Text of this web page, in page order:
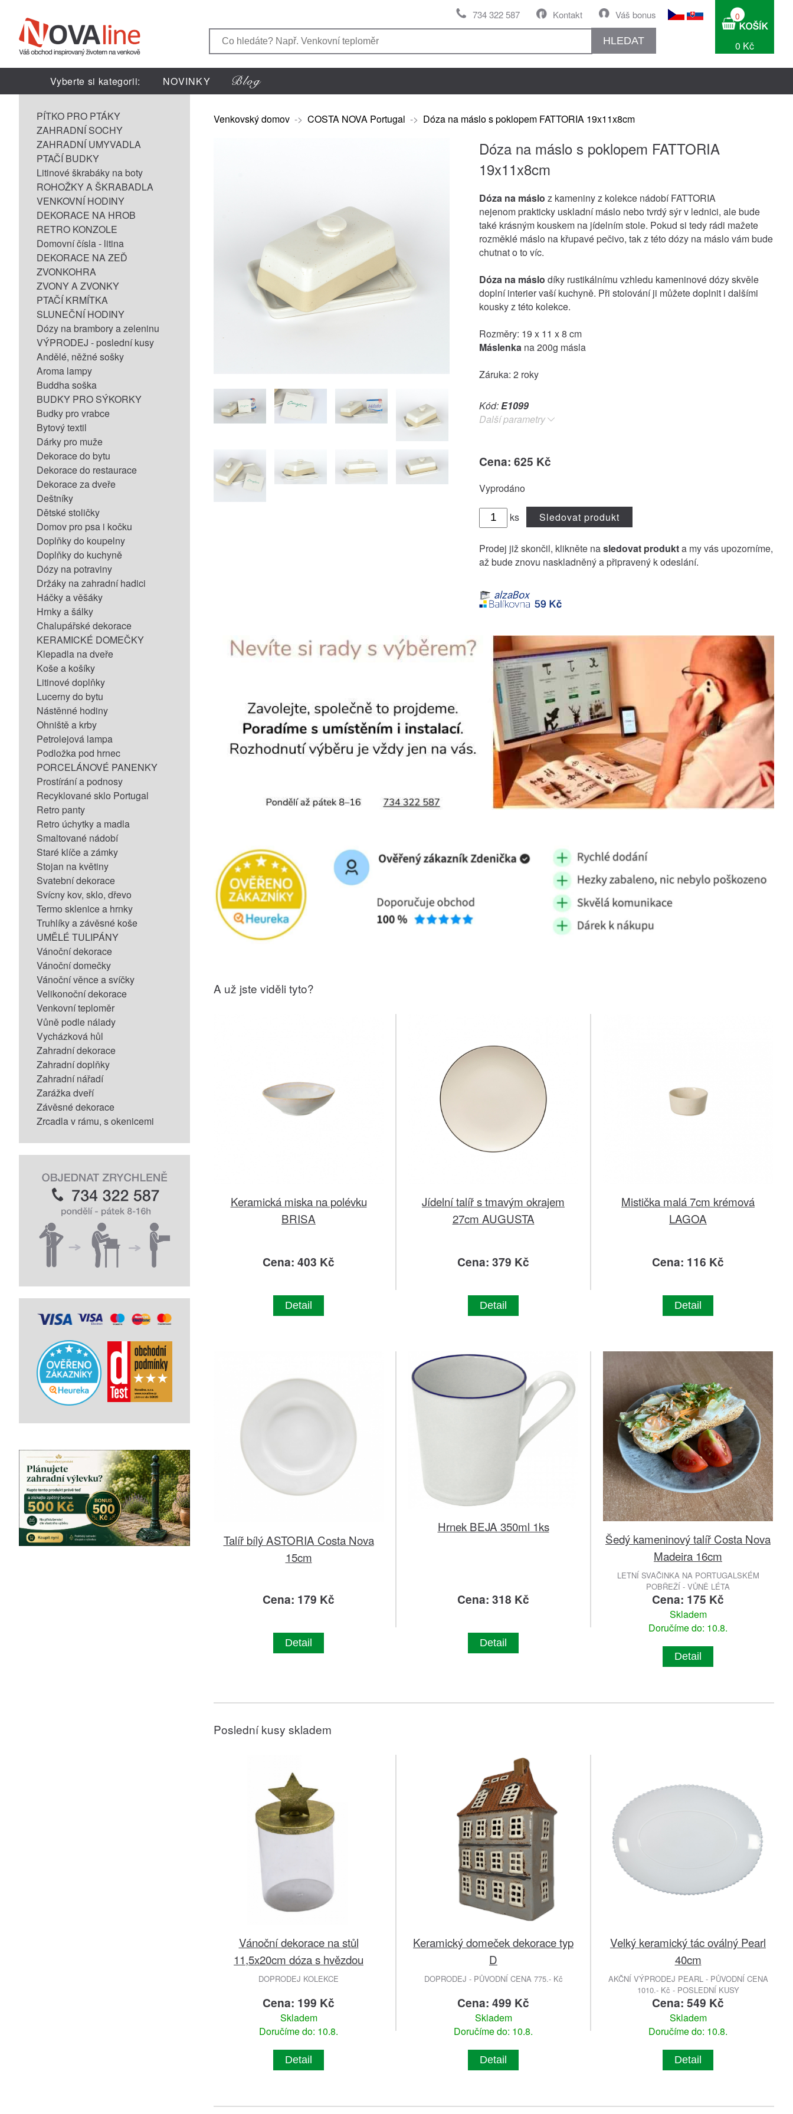
Váš bonus
Kontakt
734 322 587
HLEDAT
0
0 Kč
Vyberte si kategorii: NOVINKY
PÍTKO PRO PTÁKY
ZAHRADNÍ SOCHY
ZAHRADNÍ UMYVADLA
PTAČÍ BUDKY
Litinové škrabáky na boty
ROHOŽKY A ŠKRABADLA
VENKOVNÍ HODINY
DEKORACE NA HROB
RETRO KONZOLE
Domovní čísla - litina
DEKORACE NA ZEĎ
ZVONKOHRA
ZVONY A ZVONKY
PTAČÍ KRMÍTKA
SLUNEČNÍ HODINY
Dózy na brambory a zeleninu
VÝPRODEJ - poslední kusy
Andělé, něžné sošky
Aroma lampy
Buddha soška
BUDKY PRO SÝKORKY
Budky pro vrabce
Bytový textil
Dárky pro muže
Dekorace do bytu
Dekorace do restaurace
Dekorace za dveře
Deštníky
Dětské stoličky
Domov pro psa i kočku
Doplňky do koupelny
Doplňky do kuchyně
Dózy na potraviny
Držáky na zahradní hadici
Háčky a věšáky
Hrnky a šálky
Chalupářské dekorace
KERAMICKÉ DOMEČKY
Klepadla na dveře
Koše a košíky
Litinové doplňky
Lucerny do bytu
Nástěnné hodiny
Ohniště a krby
Petrolejová lampa
Podložka pod hrnec
PORCELÁNOVÉ PANENKY
Prostírání a podnosy
Recyklované sklo Portugal
Retro panty
Retro úchytky a madla
Smaltované nádobí
Staré klíče a zámky
Stojan na květiny
Svatební dekorace
Svícny kov, sklo, dřevo
Termo sklenice a hrnky
Truhlíky a závěsné koše
UMĚLÉ TULIPÁNY
Vánoční dekorace
Vánoční domečky
Vánoční věnce a svíčky
Velikonoční dekorace
Venkovní teploměr
Vůně podle nálady
Vycházková hůl
Zahradní dekorace
Zahradní doplňky
Zahradní nářadí
Zarážka dveří
Závěsné dekorace
Zrcadla v rámu, s okenicemi
Venkovský domov -> COSTA NOVA Portugal -> Dóza na máslo s poklopem FATTORIA 19x11x8cm
Dóza na máslo s poklopem FATTORIA
19x11x8cm
Dóza na máslo z kameniny z kolekce nádobí FATTORIA
nejenom prakticky uskladní máslo nebo tvrdý sýr v lednici, ale bude
také krásným kouskem na jídelním stole. Pokud si tedy rádi mažete
rozměklé máslo na křupavé pečivo, tak z této dózy na máslo vám bude
chutnat o to víc.
Dóza na máslo díky rustikálnímu vzhledu kameninové dózy skvěle
doplní interier vaší kuchyně. Při stolování ji můžete doplnit i dalšími
kousky z této kolekce.
Rozměry: 19 x 11 x 8 cm
Máslenka na 200g másla
Záruka: 2 roky
Kód:E1099
Další parametry
Cena: 625 Kč
Vyprodáno
ks Sledovat produkt
Prodej již skončil, klikněte nasledovat produkta my vás upozorníme,
až bude znovu naskladněný a připravený k odeslání.
A už jste viděli tyto?
Keramická miska na polévku
BRISA
Cena: 403 Kč
Detail
Jídelní talíř s tmavým okrajem
27cm AUGUSTA
Cena: 379 Kč
Detail
Mistička malá 7cm krémová
LAGOA
Cena: 116 Kč
Detail
Talíř bílý ASTORIA Costa Nova
15cm
Cena: 179 Kč
Detail
Hrnek BEJA 350ml 1ks
Cena: 318 Kč
Detail
Šedý kameninový talíř Costa Nova
Madeira 16cm
LETNÍ SVAČINKA NA PORTUGALSKÉM
POBŘEŽÍ - VŮNĚ LÉTA
Cena: 175 Kč
Skladem
Doručíme do: 10.8.
Detail
Poslední kusy skladem
Vánoční dekorace na stůl
11,5x20cm dóza s hvězdou
DOPRODEJ KOLEKCE
Cena: 199 Kč
Skladem
Doručíme do: 10.8.
Detail
Keramický domeček dekorace typ
D
DOPRODEJ - PŮVODNÍ CENA 775.- Kč
Cena: 499 Kč
Skladem
Doručíme do: 10.8.
Detail
Velký keramický tác oválný Pearl
40cm
AKČNÍ VÝPRODEJ PEARL - PŮVODNÍ CENA
1010.- Kč - POSLEDNÍ KUSY
Cena: 549 Kč
Skladem
Doručíme do: 10.8.
Detail